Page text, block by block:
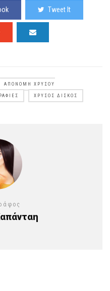
Tweet It
ΑΠΟΝΟΜΉ ΧΡΥΣΟΎ
ΧΡΥΣΌΣ ΔΊΣΚΟΣ